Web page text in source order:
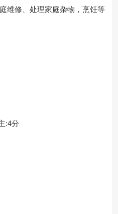
维修、处理家庭杂物，烹饪等
:4分